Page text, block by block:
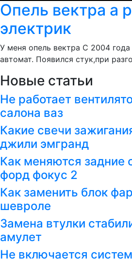
Опель вектра а
электрик
У меня опель вектра С 2004 года
автомат. Появился стук,при
Новые статьи
Не работает
салона ваз
Какие свечи
джили эмгранд
Как меняются задние
форд фокус 2
Как заменить блок
шевроле
Замена втулки
амулет
Не включается